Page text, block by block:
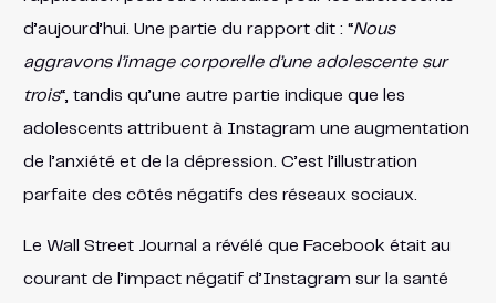
d’aujourd’hui. Une partie du rapport dit : “Nous
aggravons l’image corporelle d’une adolescente sur
trois“, tandis qu’une autre partie indique que les
adolescents attribuent à Instagram une augmentation
de l’anxiété et de la dépression. C’est l’illustration
parfaite des côtés négatifs des réseaux sociaux.
Le Wall Street Journal a révélé que Facebook était au
courant de l’impact négatif d’Instagram sur la santé